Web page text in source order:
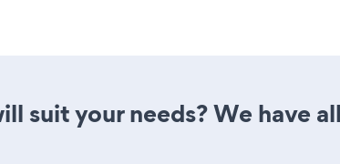
suit your needs? We have